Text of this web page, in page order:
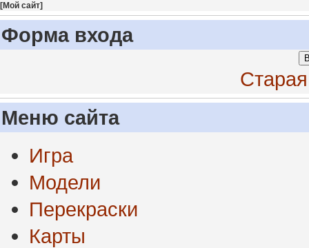
[Мой сайт]
Форма входа
Меню сайта
Игра
Модели
Перекраски
Карты